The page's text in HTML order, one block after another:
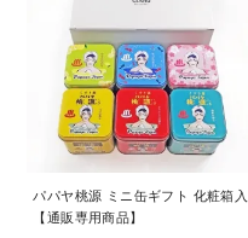
パパヤ桃源 ミニ缶ギフト 化粧箱入
【通販専用商品】